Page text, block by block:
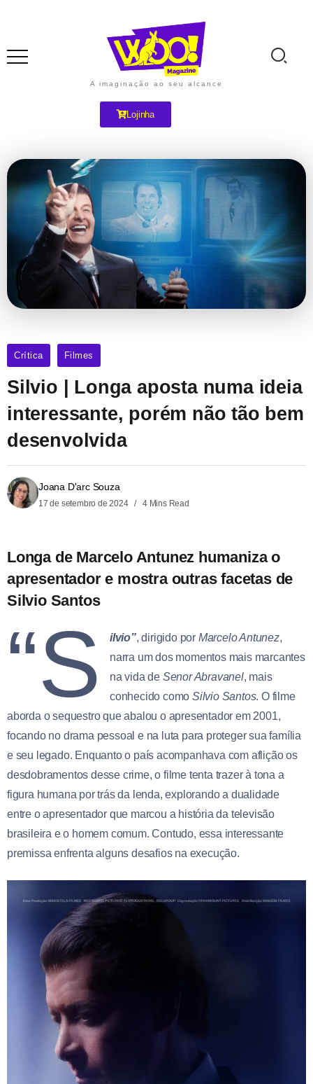
A imaginação ao seu alcance
Lojinha
Crítica Filmes
Silvio | Longa aposta numa ideia
interessante, porém não tão bem
desenvolvida
Joana D'arc Souza
17 de setembro de 2024 4 Mins Read
Longa de Marcelo Antunez humaniza o
apresentador e mostra outras facetas de
Silvio Santos
“S ilvio”, dirigido por Marcelo Antunez,
narra um dos momentos mais marcantes
na vida de Senor Abravanel, mais
conhecido comoSilvio Santos. O filme
aborda o sequestro que abalou o apresentador em 2001,
focando no drama pessoal e na luta para proteger sua família
e seu legado. Enquanto o país acompanhava com aflição os
desdobramentos desse crime, o filme tenta trazer à tona a
figura humana por trás da lenda, explorando a dualidade
entre o apresentador que marcou a história da televisão
brasileira e o homem comum. Contudo, essa interessante
premissa enfrenta alguns desafios na execução.